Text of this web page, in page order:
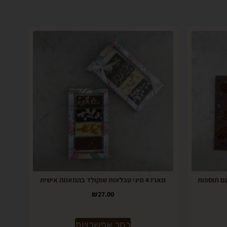
תוספות
מארז 4 מיני טבלאות שוקולד בהתאמה אישית
₪27.00
בחר אפשרויות